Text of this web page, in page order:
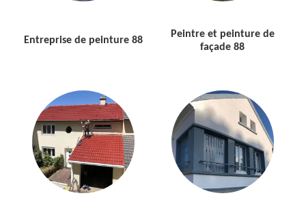
Entreprise de peinture 88
Peintre et peinture de
façade 88